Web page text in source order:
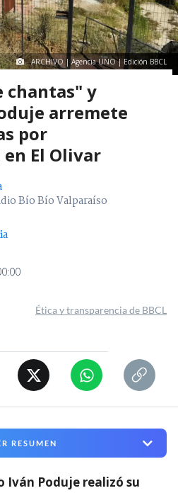
ARCHIVO | Agencia UNO | Edición BBCL
chantas" y
arremete
por
El Olivar
Bío Bío Valparaíso
Ética y transparencia de BBCL
RESUMEN
Iván Poduje realizó su